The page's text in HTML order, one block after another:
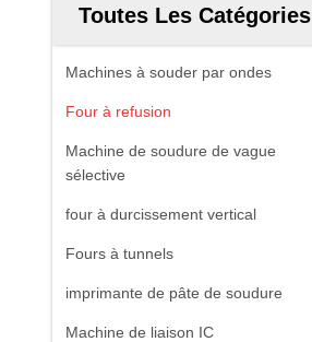
Toutes Les Catégories
Machines à souder par ondes
Four à refusion
Machine de soudure de vague
sélective
four à durcissement vertical
Fours à tunnels
imprimante de pâte de soudure
Machine de liaison IC